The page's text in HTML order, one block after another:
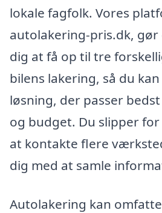
lokale fagfolk. Vores
autolakering-pris.dk,
dig at få op til tre
bilens lakering, så du
løsning, der passer
og budget. Du slipper
at kontakte flere
dig med at samle
Autolakering kan